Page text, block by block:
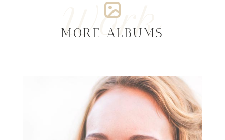
Work
MORE ALBUMS